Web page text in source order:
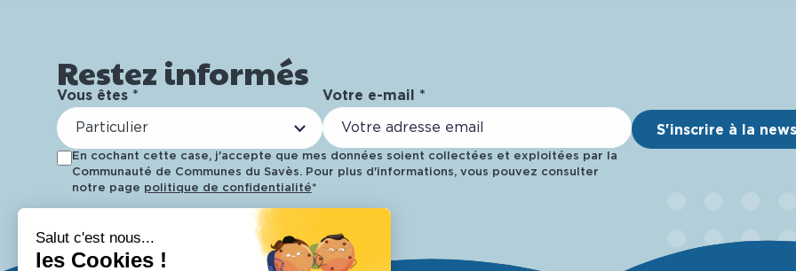
Restez informés
Vous êtes *
Particulier
Votre e-mail *
S'inscrire à la
En cochant cette case, j'accepte que mes données soient collectées et exploitées par la
Communauté de Communes du Savès. Pour plus d'informations, vous pouvez consulter
notre page politique de confidentialité*